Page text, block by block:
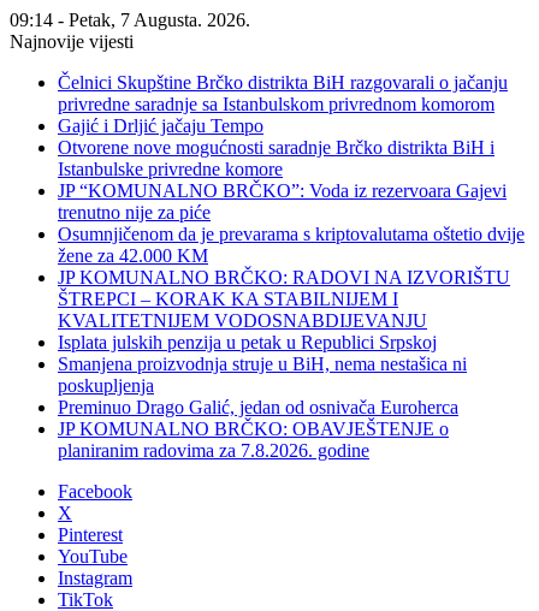
09:14 - Petak, 7 Augusta. 2026.
Najnovije vijesti
Čelnici Skupštine Brčko distrikta BiH razgovarali o jačanju
privredne saradnje sa Istanbulskom privrednom komorom
Gajić i Drljić jačaju Tempo
Otvorene nove mogućnosti saradnje Brčko distrikta BiH i
Istanbulske privredne komore
JP “KOMUNALNO BRČKO”: Voda iz rezervoara Gajevi
trenutno nije za piće
Osumnjičenom da je prevarama s kriptovalutama oštetio dvije
žene za 42.000 KM
JP KOMUNALNO BRČKO: RADOVI NA IZVORIŠTU
ŠTREPCI – KORAK KA STABILNIJEM I
KVALITETNIJEM VODOSNABDIJEVANJU
Isplata julskih penzija u petak u Republici Srpskoj
Smanjena proizvodnja struje u BiH, nema nestašica ni
poskupljenja
Preminuo Drago Galić, jedan od osnivača Euroherca
JP KOMUNALNO BRČKO: OBAVJEŠTENJE o
planiranim radovima za 7.8.2026. godine
Facebook
X
Pinterest
YouTube
Instagram
TikTok